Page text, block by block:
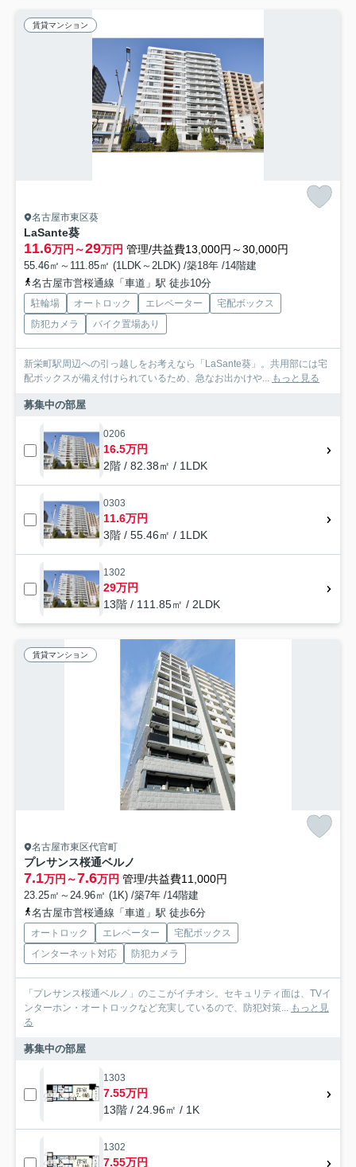
賃貸マンション
名古屋市東区葵
LaSante葵
11.6万円～29万円 管理/共益費13,000円～30,000円
55.46㎡～111.85㎡ (1LDK～2LDK) /築18年 /14階建
名古屋市営桜通線「車道」駅 徒歩10分
駐輪場 オートロック エレベーター
宅配ボックス
防犯カメラ
バイク置場あり
新栄町駅周辺への引っ越しをお考えなら「LaSante葵」。共用部には宅
配ボックスが備え付けられているため、急なお出かけや... もっと見る
募集中の部屋
0206
16.5万円
2階 / 82.38㎡ / 1LDK
0303
11.6万円
3階 / 55.46㎡ / 1LDK
1302
29万円
13階 / 111.85㎡ / 2LDK
賃貸マンション
名古屋市東区代官町
プレサンス桜通ベルノ
7.1万円～7.6万円 管理/共益費11,000円
23.25㎡～24.96㎡ (1K) /築7年 /14階建
名古屋市営桜通線「車道」駅 徒歩6分
オートロック エレベーター
宅配ボックス
インターネット対応
防犯カメラ
「プレサンス桜通ベルノ」のここがイチオシ。セキュリティ面は、TVイ
ンターホン・オートロックなど充実しているので、防犯対策... もっと見
る
募集中の部屋
1303
7.55万円
13階 / 24.96㎡ / 1K
1302
7.55万円